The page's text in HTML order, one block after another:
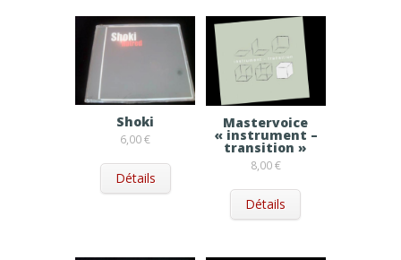
Shoki
6,00€
Détails
Mastervoice
« instrument –
transition »
8,00€
Détails